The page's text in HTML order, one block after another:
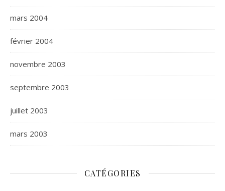
mars 2004
février 2004
novembre 2003
septembre 2003
juillet 2003
mars 2003
CATÉGORIES